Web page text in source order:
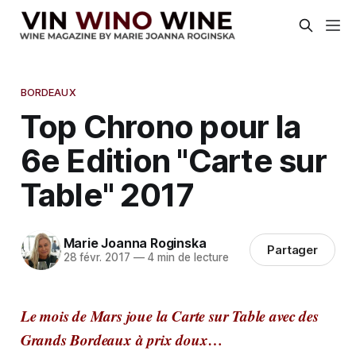
BORDEAUX
Top Chrono pour la
6e Edition "Carte sur
Table" 2017
Marie Joanna Roginska
28 févr. 2017 —4 min de lecture Partager
Le mois de Mars joue la Carte sur Table avec des
Grands Bordeaux à prix doux…